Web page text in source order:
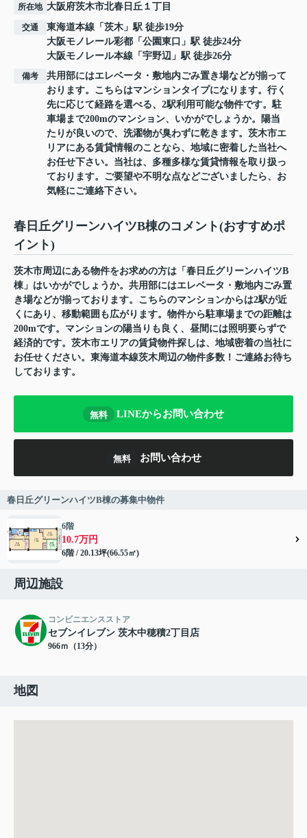
所在地 大阪府茨木市北春日丘 １丁目
交通 東海道本線 「 茨木 」駅 徒歩19分
大阪モノレール彩都 「 公園東口 」駅 徒歩24分
大阪モノレール本線 「 宇野辺 」駅 徒歩26分
備考
共用部にはエレベータ・敷地内ごみ置き場などが揃って
おります。こちらはマンションタイプになります。行く
先に応じて経路を選べる、2駅利用可能な物件です。駐
車場まで200mのマンション、いかがでしょうか。陽当
たりが良いので、洗濯物が臭わずに乾きます。茨木市エ
リアにある賃貸情報のことなら、地域に密着した当社へ
お任せ下さい。当社は、多種多様な賃貸情報を取り扱っ
ております。ご要望や不明な点などございましたら、お
気軽にご連絡下さい。
春日丘グリーンハイツB棟のコメント(おすすめポ
イント)
茨木市周辺にある物件をお求めの方は「春日丘グリーンハイツB
棟」はいかがでしょうか。共用部にはエレベータ・敷地内ごみ置
き場などが揃っております。こちらのマンションからは2駅が近
くにあり、移動範囲も広がります。物件から駐車場までの距離は
200mです。マンションの陽当りも良く、昼間には照明要らずで
経済的です。茨木市エリアの賃貸物件探しは、地域密着の当社に
お任せください。東海道本線茨木周辺の物件多数！ご連絡お待ち
しております。
無料 LINEからお問い合わせ
無料 お問い合わせ
春日丘グリーンハイツB棟の募集中物件
6階
10.7万円
6階 / 20.13坪(66.55㎡)
周辺施設
コンビニエンスストア
セブンイレブン 茨木中穂積2丁目店
966ｍ（13分）
地図